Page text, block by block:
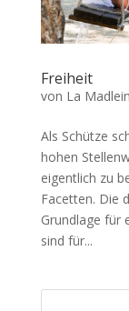
Freiheit
von La
Als Schütze
hohen
eigentlich zu
Facetten. Die
Grundlage für
sind für...